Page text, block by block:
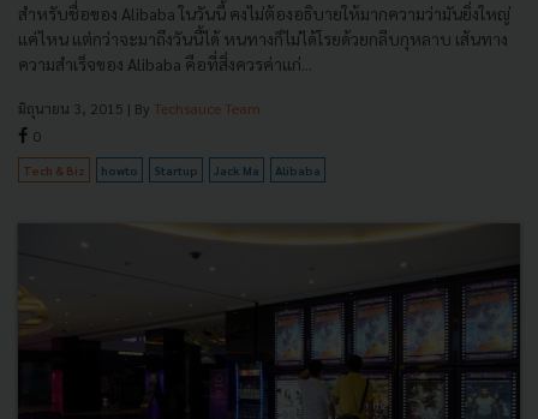
สำหรับชื่อของ Alibaba ในวันนี้ คงไม่ต้องอธิบายให้มากความว่ามันยิ่งใหญ่
แค่ไหน แต่กว่าจะมาถึงวันนี้ได้ หนทางก็ไม่ได้โรยด้วยกลีบกุหลาบ เส้นทาง
ความสำเร็จของ Alibaba คือที่สิ่งควรค่าแก่...
มิถุนายน 3, 2015 | By Techsauce Team
0
Tech & Biz howto Startup Jack Ma Alibaba